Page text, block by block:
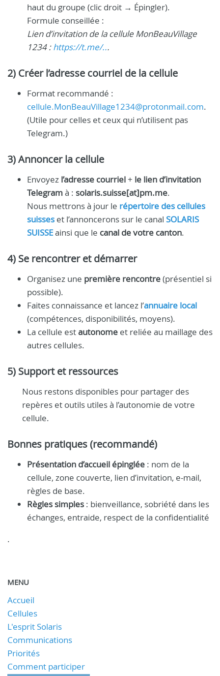
haut du groupe (clic droit → Épingler).
Formule conseillée :
Lien d’invitation de la cellule MonBeauVillage
1234 :https://t.me/...
2) Créer l’adresse courriel de la cellule
Format recommandé :
cellule.MonBeauVillage1234@protonmail.com.
(Utile pour celles et ceux qui n’utilisent pas
Telegram.)
3) Annoncer la cellule
Envoyez l’adresse courriel+ le lien d’invitation
Telegramà : solaris.suisse[at]pm.me.
Nous mettrons à jour le répertoire des cellules
suisses et l’annoncerons sur le canal SOLARIS
SUISSEainsi que le canal de votre canton.
4) Se rencontrer et démarrer
Organisez une première rencontre(présentiel si
possible).
Faites connaissance et lancez l’annuaire local
(compétences, disponibilités, moyens).
La cellule estautonome et reliée au maillage des
autres cellules.
5) Support et ressources
Nous restons disponibles pour partager des
repères et outils utiles à l’autonomie de votre
cellule.
Bonnes pratiques (recommandé)
Présentation d’accueil épinglée : nom de la
cellule, zone couverte, lien d’invitation, e-mail,
règles de base.
Règles simples : bienveillance, sobriété dans les
échanges, entraide, respect de la confidentialité
.
MENU
Accueil
Cellules
L'esprit Solaris
Communications
Priorités
Comment participer